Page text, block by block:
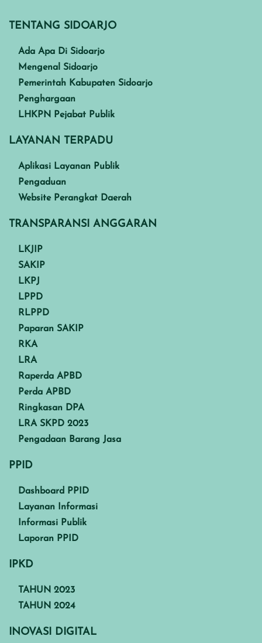
TENTANG SIDOARJO
Ada Apa Di Sidoarjo
Mengenal Sidoarjo
Pemerintah Kabupaten Sidoarjo
Penghargaan
LHKPN Pejabat Publik
LAYANAN TERPADU
Aplikasi Layanan Publik
Pengaduan
Website Perangkat Daerah
TRANSPARANSI ANGGARAN
LKJIP
SAKIP
LKPJ
LPPD
RLPPD
Paparan SAKIP
RKA
LRA
Raperda APBD
Perda APBD
Ringkasan DPA
LRA SKPD 2023
Pengadaan Barang Jasa
PPID
Dashboard PPID
Layanan Informasi
Informasi Publik
Laporan PPID
IPKD
TAHUN 2023
TAHUN 2024
INOVASI DIGITAL